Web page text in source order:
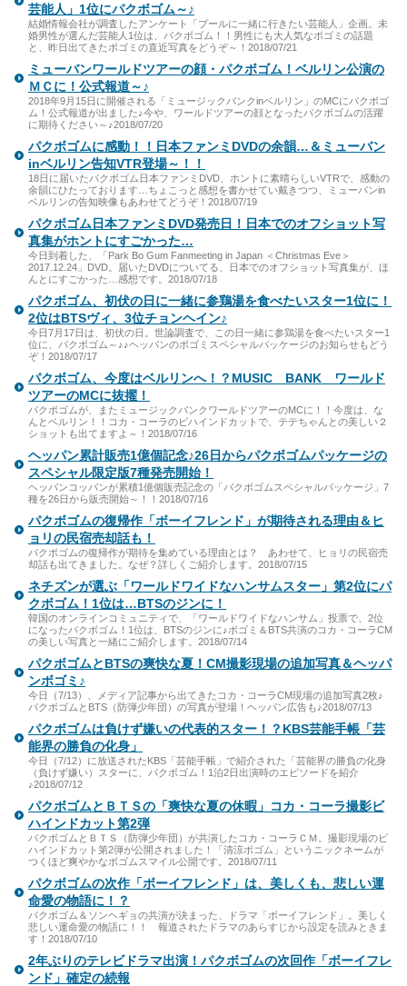
芸能人」1位にパクボゴム～♪
結婚情報会社が調査したアンケート「プールに一緒に行きたい芸能人」企画。未
婚男性が選んだ芸能人1位は、パクボゴム！！男性にも大人気なボゴミの話題
と、昨日出てきたボゴミの直近写真をどうぞ～！2018/07/21
ミューバンワールドツアーの顔・パクボゴム！ベルリン公演の
ＭＣに！公式報道～♪
2018年9月15日に開催される「ミュージックバンクinベルリン」のMCにパクボゴ
ム！公式報道が出ました♪今や、ワールドツアーの顔となったパクボゴムの活躍
に期待ください～♪2018/07/20
パクボゴムに感動！！日本ファンミDVDの余韻…＆ミューバン
inベルリン告知VTR登場～！！
18日に届いたパクボゴム日本ファンミDVD、ホントに素晴らしいVTRで、感動の
余韻にひたっております…ちょこっと感想を書かせてい戴きつつ、ミューバンin
ベルリンの告知映像もあわせてどうぞ！2018/07/19
パクボゴム日本ファンミDVD発売日！日本でのオフショット写
真集がホントにすごかった…
今日到着した、「Park Bo Gum Fanmeeting in Japan ＜Christmas Eve＞
2017.12.24」DVD。届いたDVDについてる、日本でのオフショット写真集が、ほ
んとにすごかった…感想です。2018/07/18
パクボゴム、初伏の日に一緒に参鶏湯を食べたいスター1位に！
2位はBTSヴィ、3位チョンヘイン♪
今日7月17日は、初伏の日。世論調査で、この日一緒に参鶏湯を食べたいスター1
位に、パクボゴム～♪♪ヘッパンのボゴミスペシャルパッケージのお知らせもどう
ぞ！2018/07/17
パクボゴム、今度はベルリンへ！？MUSIC BANK ワールド
ツアーのMCに抜擢！
パクボゴムが、またミュージックバンクワールドツアーのMCに！！今度は、な
んとベルリン！！コカ・コーラのビハインドカットで、テテちゃんとの美しい２
ショットも出てますよ～！2018/07/16
ヘッパン累計販売1億個記念♪26日からパクボゴムパッケージの
スペシャル限定版7種発売開始！
ヘッパンコッパンが累積1億個販売記念の「パクボゴムスペシャルパッケージ」7
種を26日から販売開始～！！2018/07/16
パクボゴムの復帰作「ボーイフレンド」が期待される理由＆ヒ
ョリの民宿売却話も！
パクボゴムの復帰作が期待を集めている理由とは？ あわせて、ヒョリの民宿売
却話も出てきました。なぜ？詳しくご紹介します。2018/07/15
ネチズンが選ぶ「ワールドワイドなハンサムスター」第2位にパ
クボゴム！1位は…BTSのジンに！
韓国のオンラインコミュニティで、「ワールドワイドなハンサム」投票で、2位
になったパクボゴム！1位は、BTSのジンに♪ボゴミ＆BTS共演のコカ・コーラCM
の美しい写真と一緒にご紹介します。2018/07/14
パクボゴムとBTSの爽快な夏！CM撮影現場の追加写真＆ヘッパ
ンボゴミ♪
今日（7/13）、メディア記事から出てきたコカ・コーラCM現場の追加写真2枚♪
パクボゴムとBTS（防弾少年団）の写真が登場！ヘッパン広告も♪2018/07/13
パクボゴムは負けず嫌いの代表的スター！？KBS芸能手帳「芸
能界の勝負の化身」
今日（7/12）に放送されたKBS「芸能手帳」で紹介された「芸能界の勝負の化身
（負けず嫌い）スターに、パクボゴム！1泊2日出演時のエピソードを紹介
♪2018/07/12
パクボゴムとＢＴＳの「爽快な夏の休暇」コカ・コーラ撮影ビ
ハインドカット第2弾
パクボゴムとＢＴＳ（防弾少年団）が共演したコカ・コーラＣＭ。撮影現場のビ
ハインドカット第2弾が公開されました！「清涼ボゴム」というニックネームが
つくほど爽やかなボゴムスマイル公開です。2018/07/11
パクボゴムの次作「ボーイフレンド」は、美しくも、悲しい運
命愛の物語に！？
パクボゴム＆ソンヘギョの共演が決まった、ドラマ「ボーイフレンド」。美しく
悲しい運命愛の物語に！！ 報道されたドラマのあらすじから設定を読みときま
す！2018/07/10
2年ぶりのテレビドラマ出演！パクボゴムの次回作「ボーイフレ
ンド」確定の続報